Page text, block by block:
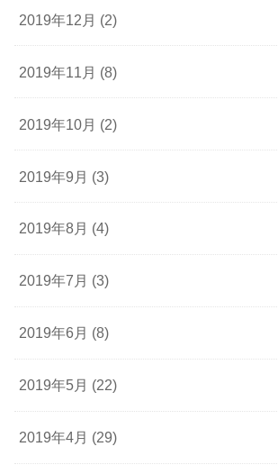
2019年12月 (2)
2019年11月 (8)
2019年10月 (2)
2019年9月 (3)
2019年8月 (4)
2019年7月 (3)
2019年6月 (8)
2019年5月 (22)
2019年4月 (29)